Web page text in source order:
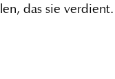
das sie verdient.